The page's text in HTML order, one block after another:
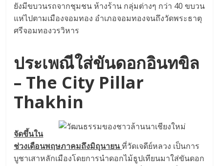
ยังมีขบวนรถจากชุมชน ห้างร้าน กลุ่มต่างๆ กว่า 40 ขบวน
แห่ไปตามเมืองจอมทอง อำเภอจอมทองจนถึงวัดพระธาตุ
ศรีจอมทองวรวิหาร
ประเพณีใส่ขันดอกอินทขิล
– The City Pillar
Thakhin
จัดขึ้นใน
ช่วงเดือนพฤษภาคมถึงมิถุนายนที่วัดเจดีย์หลวง เป็นการ
บูชาเสาหลักเมืองโดยการนำดอกไม้ธูปเทียนมาใส่ขันดอก